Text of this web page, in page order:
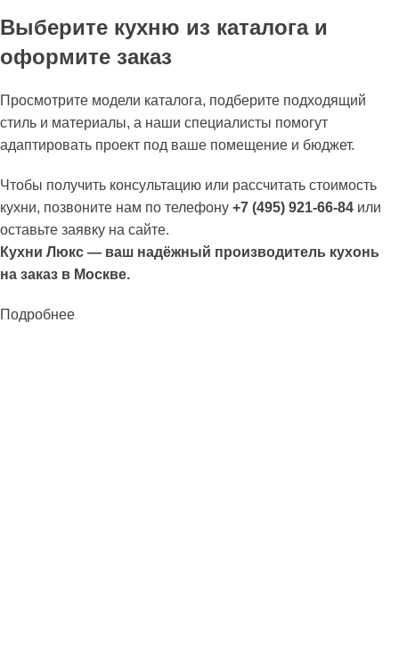
Выберите кухню из каталога и
оформите заказ
Просмотрите модели каталога, подберите подходящий
стиль и материалы, а наши специалисты помогут
адаптировать проект под ваше помещение и бюджет.
Чтобы получить консультацию или рассчитать стоимость
кухни, позвоните нам по телефону +7 (495) 921-66-84 или
оставьте заявку на сайте.
Кухни Люкс — ваш надёжный производитель кухонь
на заказ в Москве.
Подробнее